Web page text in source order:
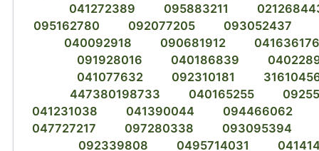
041272389
095883211
095162780
092077205
093052437
040092918
090681912
091928016
040186839
041077632
092310181
447380198733
040165255
041231038
041390044
094466062
047727217
097280338
093095394
092339808
0495714031